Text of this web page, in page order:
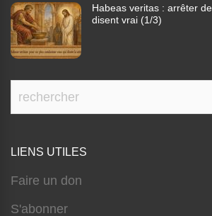
Habeas veritas : arrêter
disent vrai (1/3)
LIENS UTILES
Faire un don
S'abonner